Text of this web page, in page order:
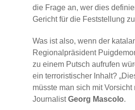
die Frage an, wer dies
Gericht für die Feststellung
Was ist also, wenn der
Regionalpräsident
zu einem Putsch aufrufen
ein terroristischer Inhalt?
müsste man sich mit Vorsicht
JournalistGeorg Mascolo.